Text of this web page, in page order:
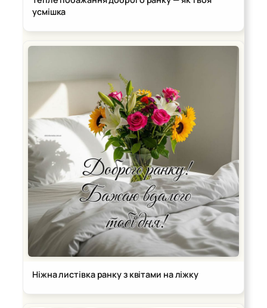
усмішка
Ніжна листівка ранку з квітами на ліжку